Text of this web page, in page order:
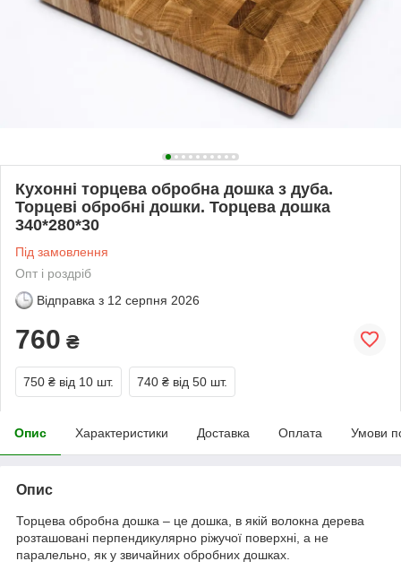
Кухонні торцева обробна дошка з дуба.
Торцеві обробні дошки. Торцева дошка
340*280*30
Під замовлення
Опт і роздріб
Відправка з 12 серпня 2026
760 ₴
750 ₴ від 10 шт. 740 ₴ від 50 шт.
Опис Характеристики Доставка Оплата Умови
Опис
Торцева обробна дошка – це дошка, в якій волокна дерева
розташовані перпендикулярно ріжучої поверхні, а не
паралельно, як у звичайних обробних дошках.